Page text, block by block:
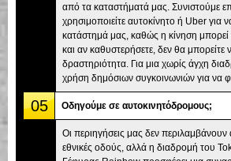
από τα καταστήματά μας. Συνιστούμε
χρησιμοποιείτε αυτοκίνητο ή Uber για
κατάστημά μας, καθώς η κίνηση μπορεί
και αν καθυστερήσετε, δεν θα μπορείτε
δραστηριότητα. Για μια χωρίς άγχη
χρήση δημόσιων συγκοινωνιών για να
05 Οδηγούμε σε αυτοκινητόδρομους;
Οι περιηγήσεις μας δεν
εθνικές οδούς, αλλά η διαδρομή του